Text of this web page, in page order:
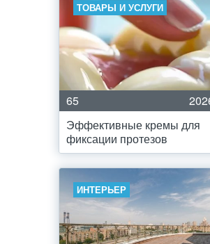
ТОВАРЫ И УСЛУГИ
65
Эффективные кремы для
фиксации протезов
ИНТЕРЬЕР